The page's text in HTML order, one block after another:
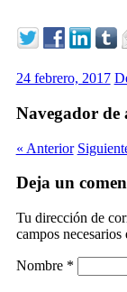
24 febrero, 2017
Navegador de
« Anterior
Deja un
Tu dirección de
campos necesarios
Nombre *